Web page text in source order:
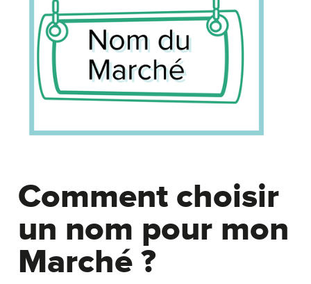
Comment choisir
un nom pour mon
Marché ?